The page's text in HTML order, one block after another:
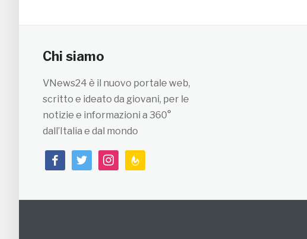
Chi siamo
VNews24 è il nuovo portale web,
scritto e ideato da giovani, per le
notizie e informazioni a 360°
dall’Italia e dal mondo
facebooktwitterinstagramfeedburner